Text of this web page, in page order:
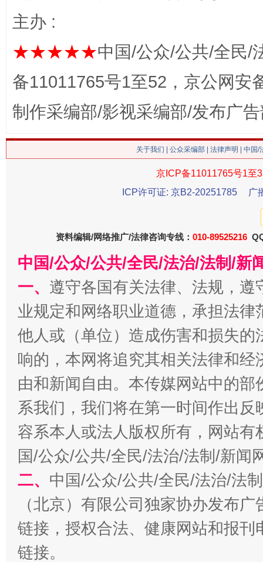
今
习近平的博鳌关键词
“刷贴”乱象丛生
生
主办 :
★★★★★中国/公众/公共/全民/
备11011765号1至52，京公网安
制作采编部/影视采编部/发布广
关于我们 公众采编部 法律声明 | 中国
京ICP备11011765号1至
ICP许可证: 京B2-20251785
广
资料编辑/网络推广/法律咨询专线： 010-89525216
中国/公众/公共/全民/法治/法制/新
一、 遵守各国有关法律、法规，
业规定和网络职业道德，承担法
他人或（单位）造成伤害和损失
响的，本网将追究其相关法律和
由和新闻自由。本传媒网站中的
系我们，我们将在第一时间作出
容系本人或法人版权所有，网站
国/公众/公共/全民/法治/法制/新闻
二、 中国/公众/公共/全民/法治/法
（北京）有限公司独家协办发布
链接，授权合法、健康网站和报
链接。